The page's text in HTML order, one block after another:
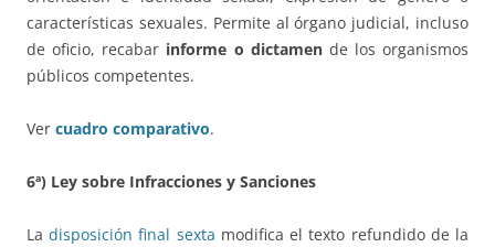
características sexuales. Permite al órgano judicial, incluso
de oficio, recabar informe o dictamende los organismos
públicos competentes.
Ver cuadro comparativo.
6ª) Ley sobre Infracciones y Sanciones
Ladisposición final sexta modifica el texto refundido de la